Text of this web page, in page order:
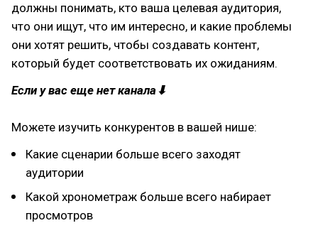
должны понимать, кто ваша целевая аудитория,
что они ищут, что им интересно, и какие проблемы
они хотят решить, чтобы создавать контент,
который будет соответствовать их ожиданиям.
Если у вас еще нет канала⬇
Можете изучить конкурентов в вашей нише:
Какие сценарии больше всего заходят
аудитории
Какой хронометраж больше всего набирает
просмотров